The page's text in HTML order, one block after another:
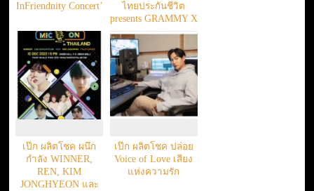
InFriendnity Concert’
ไทยประกันชีวิต
presents GRAMMY X
RS : 2K Celebration
Concert
เป๊ก ผลิตโชค ผนึก
กำลัง WINNER,
REN, KIM
JONGHYEON และ
เป๊ก ผลิตโชค ปล่อย
Voice of Love เสียง
แห่งความรัก